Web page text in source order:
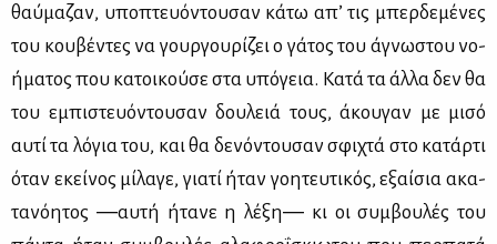
θαύ­μα­ζαν, υπο­πτευό­ντου­σαν κά­τω απ’ τις μπερ­δε­μέ­νες
του κου­βέ­ντες να γουρ­γου­ρί­ζει ο γά­τος του άγνω­στου νο­
ή­μα­τος που κα­τοι­κού­σε στα υπό­γεια. Κα­τά τα άλ­λα δεν θα
του εμπι­στευό­ντου­σαν δου­λειά τους, άκου­γαν με μι­σό
αυ­τί τα λό­για του, και θα δε­νό­ντου­σαν σφι­χτά στο κα­τάρ­τι
όταν εκεί­νος μί­λα­γε, για­τί ήταν γοη­τευ­τι­κός, εξαί­σια ακα­
τα­νό­η­τος ―αυ­τή ήτα­νε η λέ­ξη― κι οι συμ­βου­λές του